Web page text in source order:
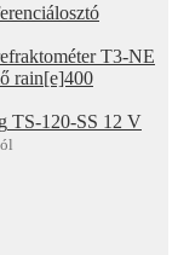
T3-NE
rain[e]400
TS-120-SS 12 V